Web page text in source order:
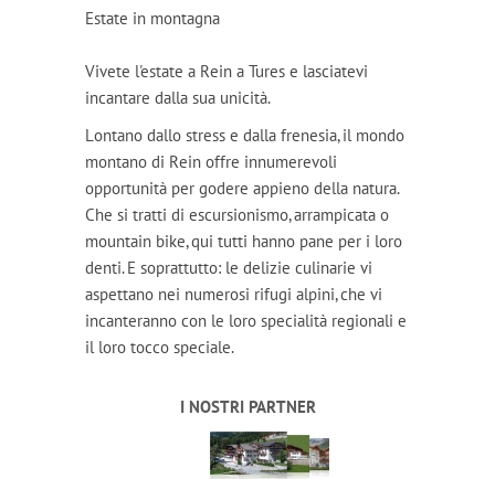
Estate in montagna
Vivete l'estate a Rein a Tures e lasciatevi
incantare dalla sua unicità.
Lontano dallo stress e dalla frenesia, il mondo
montano di Rein offre innumerevoli
opportunità per godere appieno della natura.
Che si tratti di escursionismo, arrampicata o
mountain bike, qui tutti hanno pane per i loro
denti. E soprattutto: le delizie culinarie vi
aspettano nei numerosi rifugi alpini, che vi
incanteranno con le loro specialità regionali e
il loro tocco speciale.
I NOSTRI PARTNER